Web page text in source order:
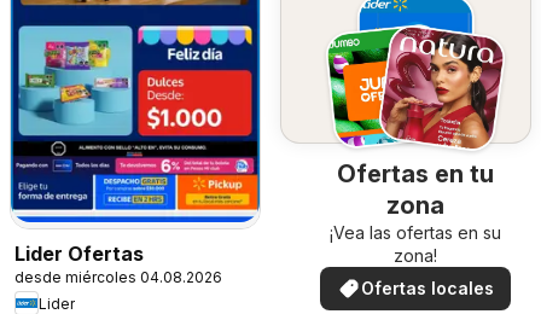
Lider Ofertas
desde miércoles 04.08.2026
Lider
Ofertas en tu
zona
¡Vea las ofertas en su
zona!
Ofertas locales